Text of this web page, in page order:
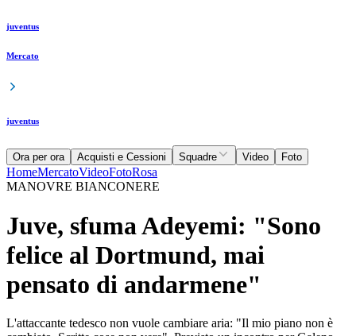
juventus
Mercato
juventus
Ora per ora Acquisti e Cessioni Squadre Video Foto
HomeMercatoVideoFotoRosa
MANOVRE BIANCONERE
Juve, sfuma Adeyemi: "Sono
felice al Dortmund, mai
pensato di andarmene"
L'attaccante tedesco non vuole cambiare aria: "Il mio piano non è